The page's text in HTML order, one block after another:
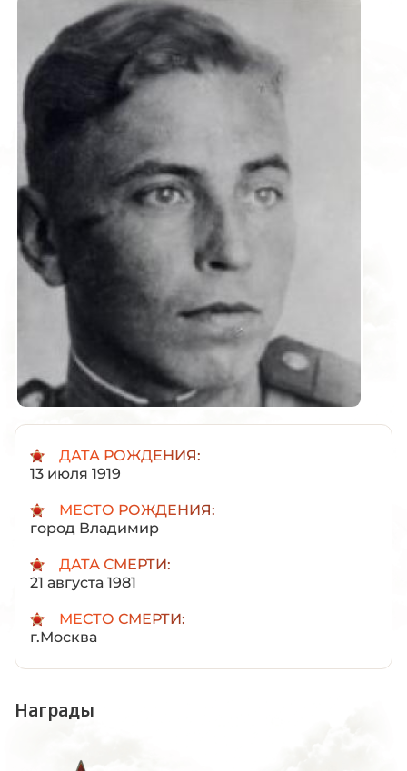
ДАТА РОЖДЕНИЯ:
13 июля 1919
МЕСТО РОЖДЕНИЯ:
город Владимир
ДАТА СМЕРТИ:
21 августа 1981
МЕСТО СМЕРТИ:
г.Москва
Награды